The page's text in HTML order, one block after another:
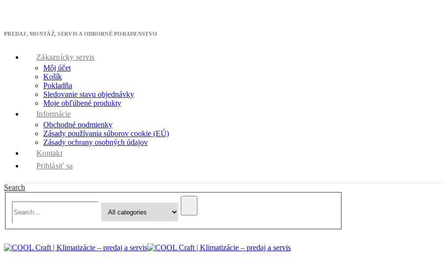
PREDAJ, MONTÁŽ, SERVIS A ODBORNÉ PORADENSTVO
Zákaznícky servis
Môj účet
Košík
Pokladňa
Sledovanie stavu objednávky
Moje obľúbené produkty
Informácie
Obchodné podmienky
Zásady používania súborov cookie (EÚ)
Zásady ochrany osobných údajov
Kontakt
Prihlásiť sa
Search